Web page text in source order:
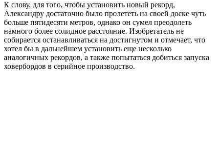
К слову, для того, чтобы установить новый рекорд,
Александру достаточно было пролететь на своей доске чуть
больше пятидесяти метров, однако он сумел преодолеть
намного более солидное расстояние. Изобретатель не
собирается останавливаться на достигнутом и отмечает, что
хотел бы в дальнейшем установить еще несколько
аналогичных рекордов, а также попытаться добиться запуска
ховербордов в серийное производство.